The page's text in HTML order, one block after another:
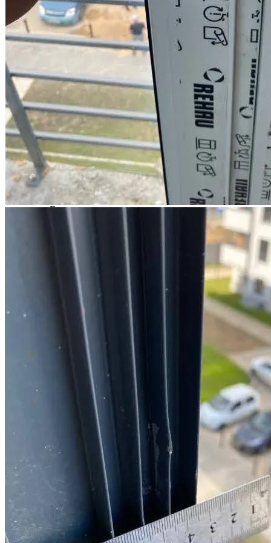
споров по ДДУ, поэтому можем предоставить вам самый
эффективный и быстрый способ решения вашей проблемы.
При этом мы предлагаем комплексные услуги юристов и
строительных экспертов.
Обращаясь к нам, вы в первую очередь получаете
консультацию от профильного юриста. Он задаст уточняющие
вопросы, детально проанализирует предоставленные
документы, разработает эффективный план действий для
каждого конкретного случая, оценит возможную сумму
взыскания и представит вам предложение со стоимостью
услуги. При этом мы гибко подходим к порядку оплаты
юридических услуг, предлагая разные пакеты услуг и
варианты оплаты.
Всю работу по ведению дела мы берем на себя: проверка
застройщика, приемка объекта, проведение досудебной
строительной экспертизы, подготовка документов, защита
ваших интересов до поступления денег от застройщика на
ваш счет. Ваше участие в процессе минимально: подписать
договор и передать документы для работы. Мы гарантируем
полную конфиденциальность полученной от вас информации.
Услуги юристов по долевому
строительству и строительных
специалистов
Мы предлагаем комплексные услуги опытных специалистов
по приемке новостроек, строительных экспертов и юристов.
Приемка новостройки специалистом и консультации
юриста при приемке
Строительная экспертиза квартиры в новостройке
Взыскание с застройщика компенсации за строительные
недостатки
Взыскание с застройщика неустойки за просрочку по
Расторжение ДДУ в одностороннем порядке
Признание права собственности через суд
Проверка застройщика и новостройки
Юридическое сопровождение сделок
Регистрация права собственности
Иные споры с застройщиком и услуги юриста по ДДУ
Услуги риэлтора по сопровождению сделок с
Требуется помощь в споре с застройщиком?